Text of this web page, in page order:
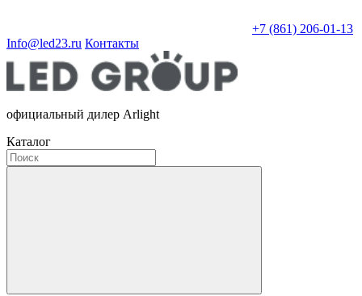
+7 (861) 206-01-13
Info@led23.ru Контакты
официальный дилер Arlight
Каталог